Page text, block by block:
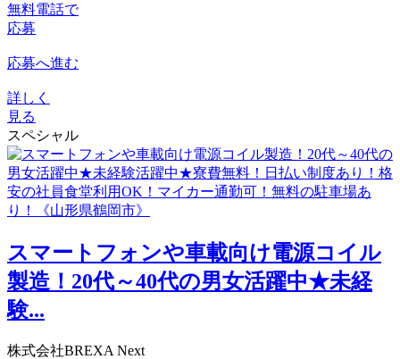
無料電話で
応募
応募へ進む
詳しく
見る
スペシャル
スマートフォンや車載向け電源コイル
製造！20代～40代の男女活躍中★未経
験...
株式会社BREXA Next